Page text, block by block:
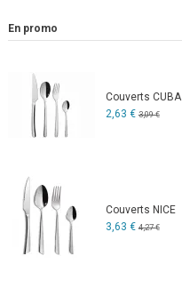
En promo
Couverts CUBA
2,63 € 3,09 €
Couverts NICE
3,63 € 4,27 €